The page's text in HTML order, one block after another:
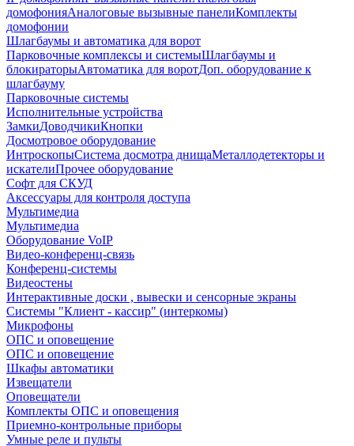
домофонияАналоговые вызывные панелиКомплекты
домофонии
Шлагбаумы и автоматика для ворот
Парковочные комплексы и системыШлагбаумы и
блокираторыАвтоматика для воротДоп. оборудование к
шлагбауму
Парковочные системы
Исполнительные устройства
ЗамкиДоводчикиКнопки
Досмотровое оборудование
ИнтроскопыСистема досмотра днищаМеталлодетекторы и
искателиПрочее оборудование
Софт для СКУД
Аксессуары для контроля доступа
Мультимедиа
Мультимедиа
Оборудование VoIP
Видео-конференц-связь
Конференц-системы
Видеостены
Интерактивные доски , вывески и сенсорные экраны
Системы "Клиент - кассир" (интеркомы)
Микрофоны
ОПС и оповещение
ОПС и оповещение
Шкафы автоматики
Извещатели
Оповещатели
Комплекты ОПС и оповещения
Приемно-контрольные приборы
Умные реле и пульты